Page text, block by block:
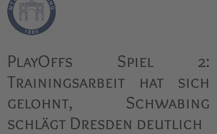
PlayOffs Spiel 2:
Trainingsarbeit hat sich
gelohnt, Schwabing
schlägt Dresden deutlich